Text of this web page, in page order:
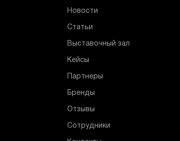
Новости
Статьи
Выставочный зал
Кейсы
Партнеры
Бренды
Отзывы
Сотрудники